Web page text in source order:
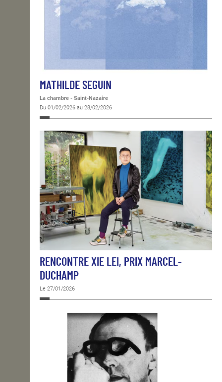
MATHILDE SEGUIN
La chambre - Saint-Nazaire
Du 01/02/2026 au 28/02/2026
RENCONTRE XIE LEI, PRIX MARCEL-
DUCHAMP
Le 27/01/2026